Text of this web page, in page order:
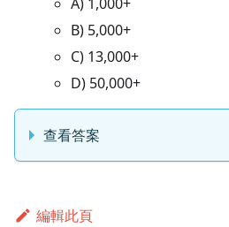
B) 5,000+
C) 13,000+
D) 50,000+
查看答案
編輯此頁